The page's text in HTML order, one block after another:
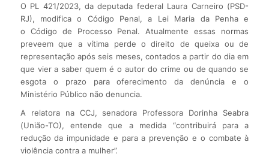
O PL 421/2023, da deputada federal Laura Carneiro (PSD-
RJ), modifica o Código Penal, a Lei Maria da Penha e
o Código de Processo Penal. Atualmente essas normas
preveem que a vítima perde o direito de queixa ou de
representação após seis meses, contados a partir do dia em
que vier a saber quem é o autor do crime ou de quando se
esgota o prazo para oferecimento da denúncia e o
Ministério Público não denuncia.
A relatora na CCJ, senadora Professora Dorinha Seabra
(União-TO), entende que a medida “contribuirá para a
redução da impunidade e para a prevenção e o combate à
violência contra a mulher”.